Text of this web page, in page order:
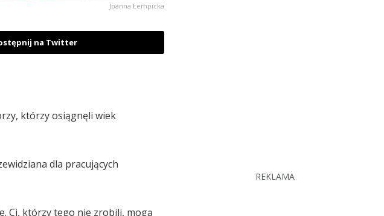
Joanna Łempicka
na Twitter
którzy osiągnęli wiek
dla pracujących
Ci, którzy tego nie zrobili, mogą
REKLAMA